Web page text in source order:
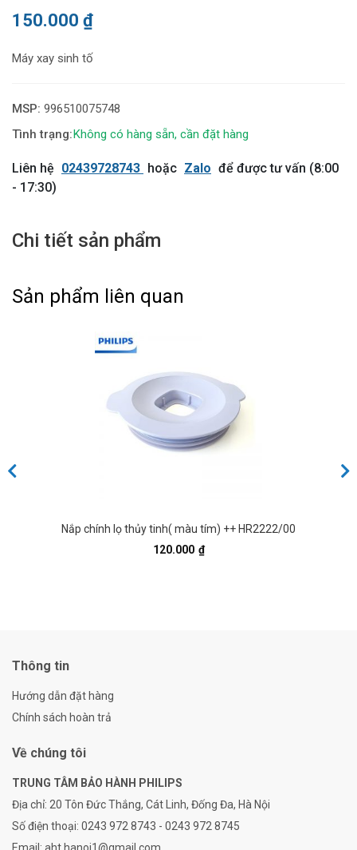
150.000 ₫
Máy xay sinh tố
MSP: 996510075748
Không có hàng sẵn, cần đặt hàng
Liên hệ 02439728743 hoặc Zalo để được tư vấn (8:00
- 17:30)
Chi tiết sản phẩm
Sản phẩm liên quan
Nắp chính lọ thủy tinh( màu tím) ++ HR2222/00
120.000 ₫
Thông tin
Hướng dẫn đặt hàng
Chính sách hoàn trả
Về chúng tôi
TRUNG TÂM BẢO HÀNH PHILIPS
Địa chỉ: 20 Tôn Đức Thắng, Cát Linh, Đống Đa, Hà Nội
Số điện thoại: 0243 972 8743 - 0243 972 8745